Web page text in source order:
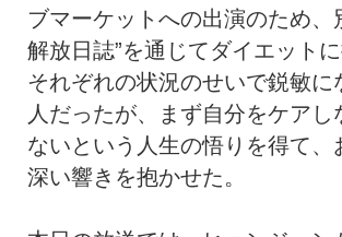
ブマーケットへの出演のため、
解放日誌”を通じてダイエットに
それぞれの状況のせいで鋭敏に
人だったが、まず自分をケアし
ないという人生の悟りを得て、
深い響きを抱かせた。